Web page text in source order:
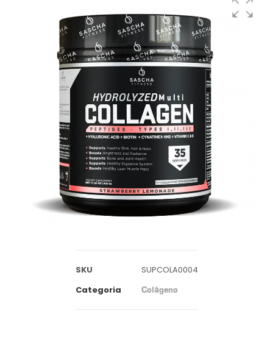
SKU
SUPCOLA0004
Categoria
Colágeno